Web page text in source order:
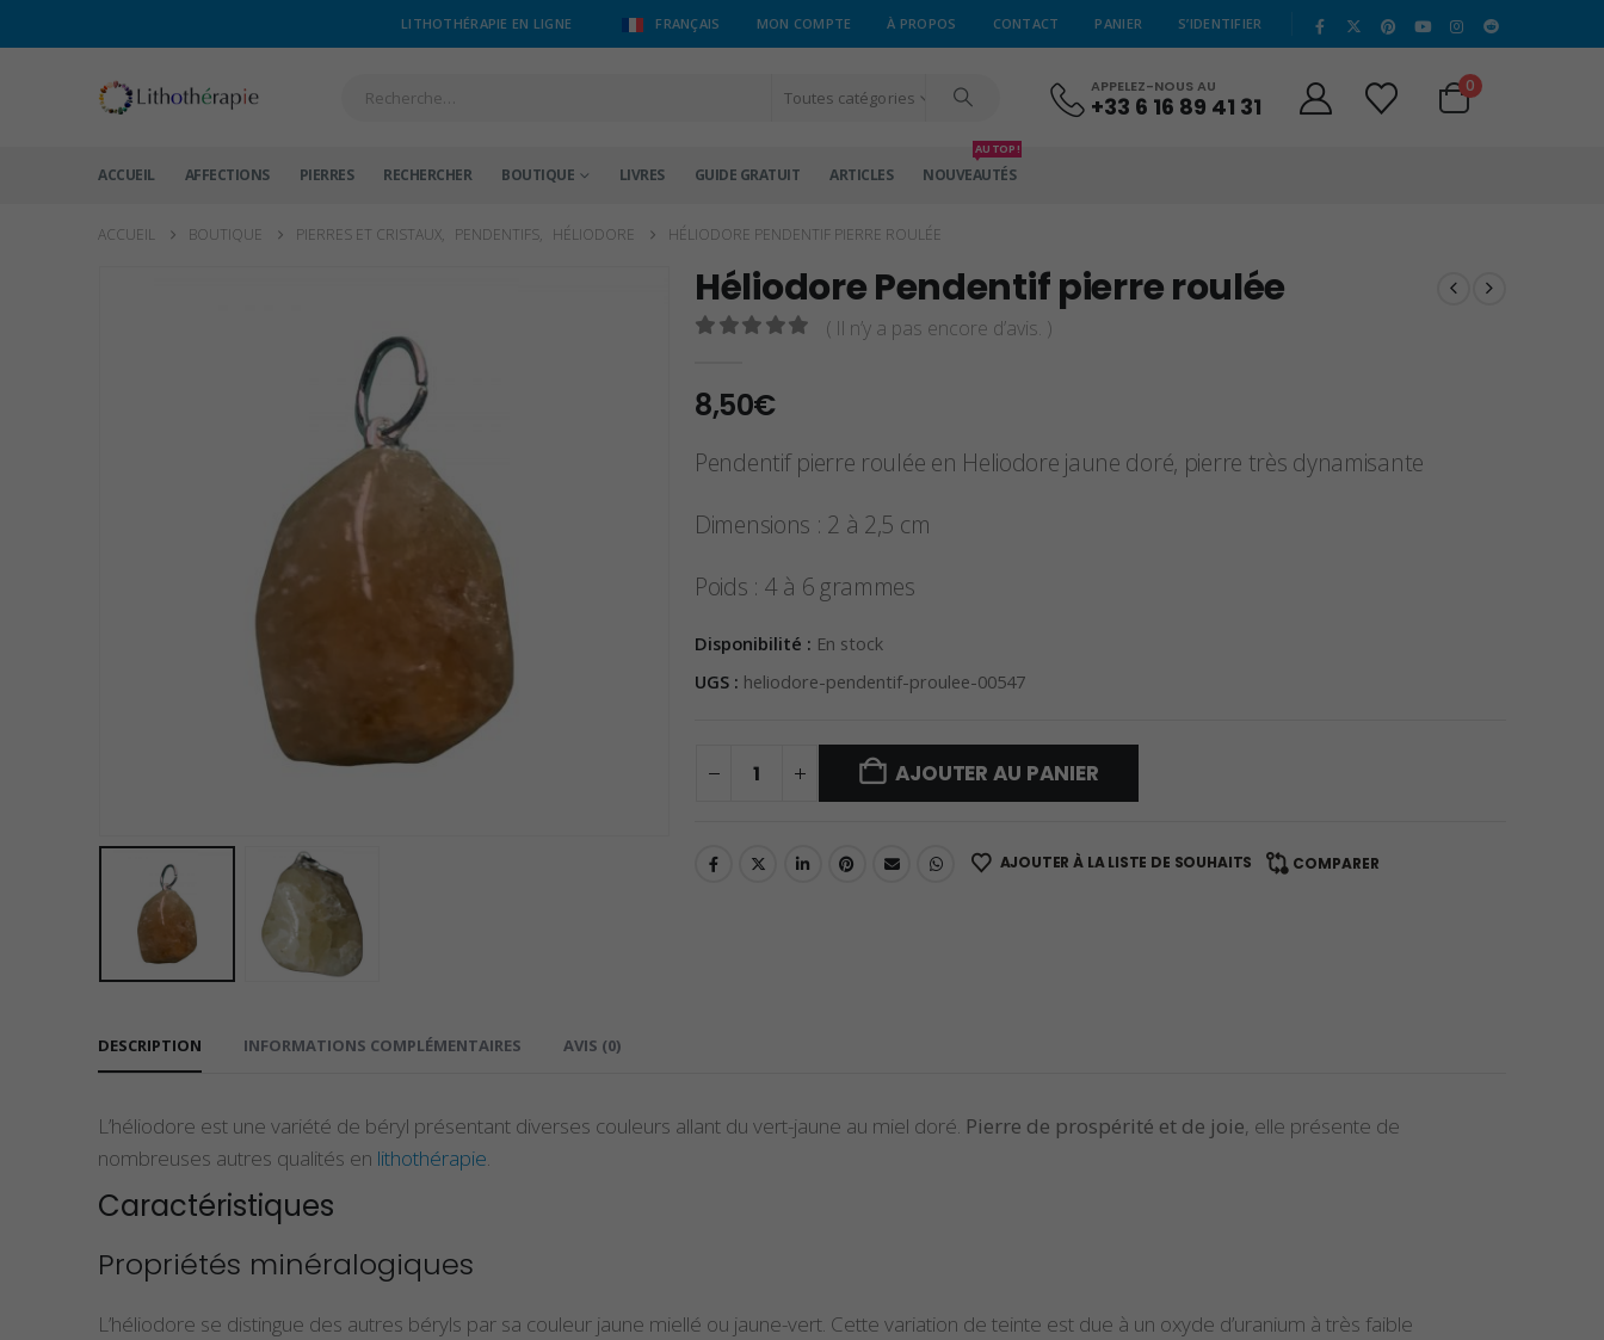
LITHOTHÉRAPIE EN LIGNE FRANÇAIS MON COMPTE À PROPOS CONTACT PANIER S’IDENTIFIER
Toutes catégories
APPELEZ-NOUS AU
+33 6 16 89 41 31
0
ACCUEIL AFFECTIONS PIERRES RECHERCHER BOUTIQUE LIVRES GUIDE GRATUIT ARTICLES NOUVEAUTÉS
AU TOP !
ACCUEIL BOUTIQUE PIERRES ET CRISTAUX, PENDENTIFS, HÉLIODORE HÉLIODORE PENDENTIF PIERRE ROULÉE
Héliodore Pendentif pierre roulée
( Il n’y a pas encore d’avis. )
8,50€
Pendentif pierre roulée en Heliodore jaune doré, pierre très dynamisante
Dimensions : 2 à 2,5 cm
Poids : 4 à 6 grammes
Disponibilité : En stock
UGS : heliodore-pendentif-proulee-00547
AJOUTER AU PANIER
AJOUTER À LA LISTE DE SOUHAITS COMPARER
DESCRIPTION INFORMATIONS COMPLÉMENTAIRES AVIS (0)
L’héliodore est une variété de béryl présentant diverses couleurs allant du vert-jaune au miel doré. Pierre de prospérité et de joie, elle présente de
nombreuses autres qualités en lithothérapie.
Caractéristiques
Propriétés minéralogiques
L’héliodore se distingue des autres béryls par sa couleur jaune miellé ou jaune-vert. Cette variation de teinte est due à un oxyde d’uranium à très faible